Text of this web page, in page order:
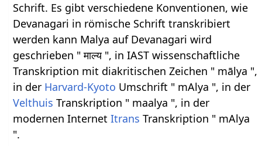
Schrift. Es gibt verschiedene Konventionen, wie
Devanagari in römische Schrift transkribiert
werden kann Malya auf Devanagari wird
geschrieben " माल्य ", in IAST wissenschaftliche
Transkription mit diakritischen Zeichen " mālya ",
in der Harvard-Kyoto Umschrift " mAlya ", in der
Velthuis Transkription " maalya ", in der
modernen InternetItrans Transkription " mAlya
".